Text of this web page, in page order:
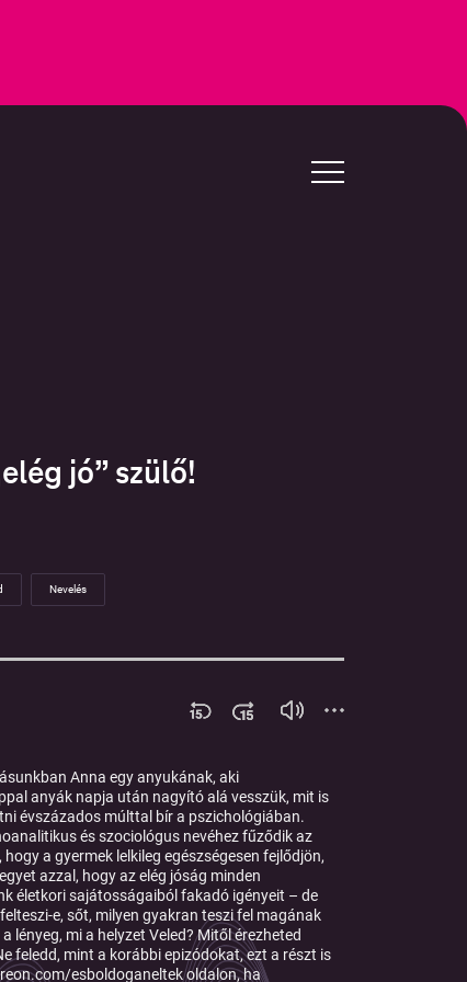
jó” szülő!
Nevelés
Anna egy anyukának, aki
anyák napja után nagyító alá vesszük, mit is
évszázados múlttal bír a pszichológiában.
és szociológus nevéhez fűződik az
a gyermek lelkileg egészségesen fejlődjön,
azzal, hogy az elég jóság minden
életkori sajátosságaiból fakadó igényeit – de
e, sőt, milyen gyakran teszi fel magának
lényeg, mi a helyzet Veled? Mitől érezheted
feledd, mint a korábbi epizódokat, ezt a részt is
esboldoganeltek oldalon, ha